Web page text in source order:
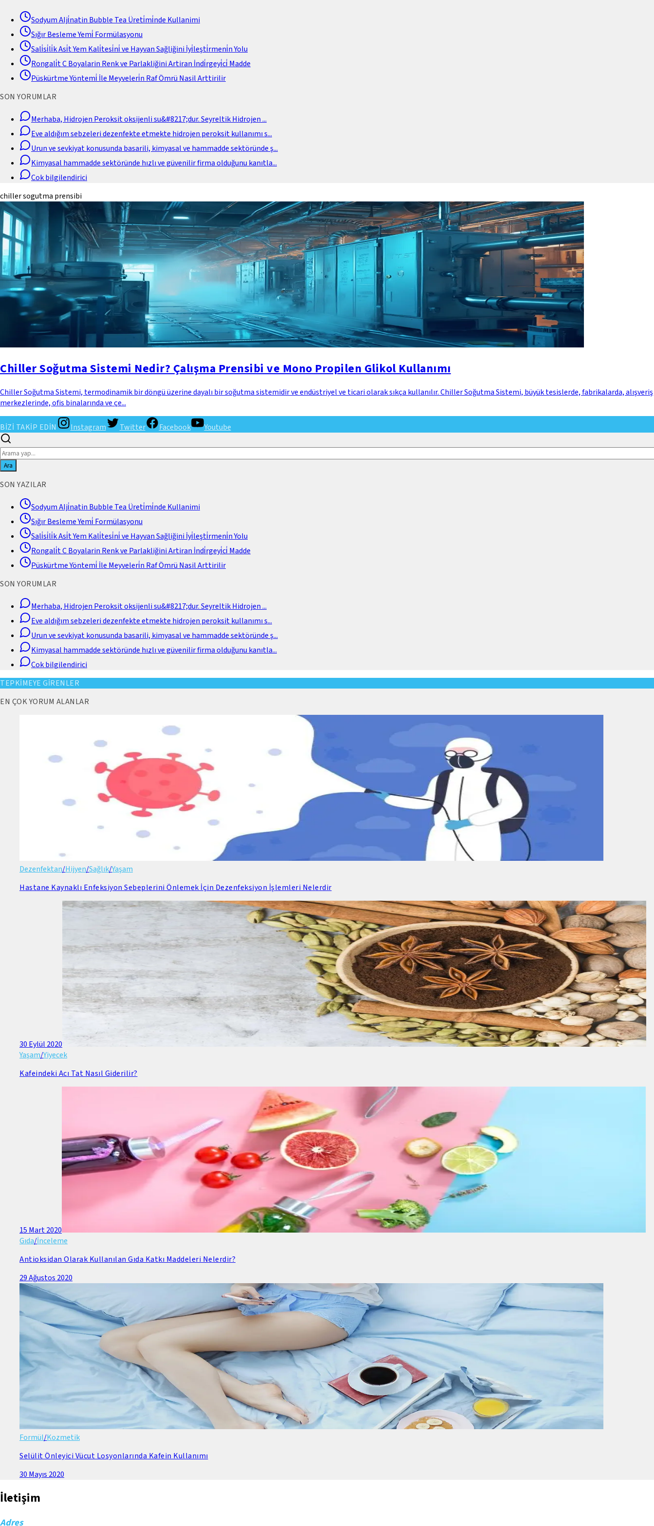
Sodyum Alji̇natin Bubble Tea Üreti̇mi̇nde Kullanimi
Sığır Besleme Yemi̇ Formülasyonu
Sali̇si̇li̇k Asi̇t Yem Kali̇tesi̇ni̇ ve Hayvan Sağliğini İyi̇leşti̇rmeni̇n Yolu
Rongali̇t C Boyalarin Renk ve Parlakliğini Artiran İndi̇rgeyi̇ci̇ Madde
Püskürtme Yöntemi̇ İle Meyveleri̇n Raf Ömrü Nasil Arttirilir
SON YORUMLAR
Merhaba, Hidrojen Peroksit oksijenli su&#8217;dur. Seyreltik Hidrojen...
Eve aldığım sebzeleri dezenfekte etmekte hidrojen peroksit kullanımı s...
Urun ve sevkiyat konusunda basarili, kimyasal ve hammadde sektöründe ş...
Kimyasal hammadde sektöründe hızlı ve güvenilir firma olduğunu kanıtla...
Cok bilgilendirici
chiller sogutma prensibi
Chiller Soğutma Sistemi Nedir? Çalışma Prensibi ve Mono Propilen Glikol Kullanımı
Chiller Soğutma Sistemi, termodinamik bir döngü üzerine dayalı bir soğutma sistemidir ve endüstriyel ve ticari olarak sıkça kullanılır. Chiller Soğutma Sistemi, büyük tesislerde, fabrikalarda, alışveriş
merkezlerinde, ofis binalarında ve çe...
BİZİ TAKİP EDİN Instagram Twitter Facebook Youtube
Ara
SON YAZILAR
Sodyum Alji̇natin Bubble Tea Üreti̇mi̇nde Kullanimi
Sığır Besleme Yemi̇ Formülasyonu
Sali̇si̇li̇k Asi̇t Yem Kali̇tesi̇ni̇ ve Hayvan Sağliğini İyi̇leşti̇rmeni̇n Yolu
Rongali̇t C Boyalarin Renk ve Parlakliğini Artiran İndi̇rgeyi̇ci̇ Madde
Püskürtme Yöntemi̇ İle Meyveleri̇n Raf Ömrü Nasil Arttirilir
SON YORUMLAR
Merhaba, Hidrojen Peroksit oksijenli su&#8217;dur. Seyreltik Hidrojen...
Eve aldığım sebzeleri dezenfekte etmekte hidrojen peroksit kullanımı s...
Urun ve sevkiyat konusunda basarili, kimyasal ve hammadde sektöründe ş...
Kimyasal hammadde sektöründe hızlı ve güvenilir firma olduğunu kanıtla...
Cok bilgilendirici
TEPKİMEYE GİRENLER
EN ÇOK YORUM ALANLAR
Dezenfektan/Hijyen/Sağlık/Yaşam
Hastane Kaynaklı Enfeksiyon Sebeplerini Önlemek İçin Dezenfeksiyon İşlemleri Nelerdir
30 Eylül 2020
Yaşam/Yiyecek
Kafeindeki Acı Tat Nasıl Giderilir?
15 Mart 2020
Gıda/İnceleme
Antioksidan Olarak Kullanılan Gıda Katkı Maddeleri Nelerdir?
29 Ağustos 2020
Formül/Kozmetik
Selülit Önleyici Vücut Losyonlarında Kafein Kullanımı
30 Mayıs 2020
İletişim
Adres